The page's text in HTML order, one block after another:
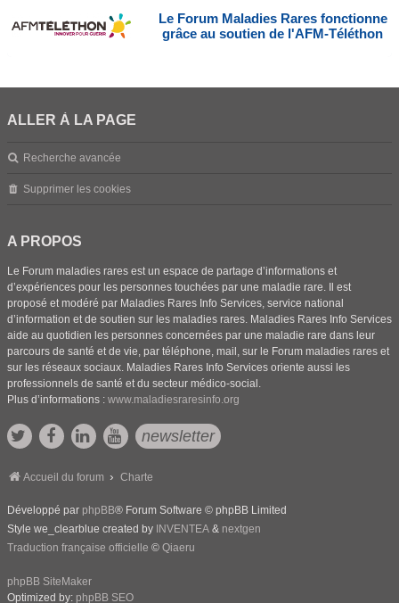
Le Forum Maladies Rares fonctionne
grâce au soutien de l'AFM-Téléthon
ALLER À LA PAGE
Recherche avancée
Supprimer les cookies
A PROPOS
Le Forum maladies rares est un espace de partage d’informations et
d’expériences pour les personnes touchées par une maladie rare. Il est
proposé et modéré par Maladies Rares Info Services, service national
d’information et de soutien sur les maladies rares. Maladies Rares Info Services
aide au quotidien les personnes concernées par une maladie rare dans leur
parcours de santé et de vie, par téléphone, mail, sur le Forum maladies rares et
sur les réseaux sociaux. Maladies Rares Info Services oriente aussi les
professionnels de santé et du secteur médico-social.
Plus d’informations : www.maladiesraresinfo.org
newsletter
Accueil du forum Charte
Développé par phpBB® Forum Software © phpBB Limited
Style we_clearblue created by INVENTEA & nextgen
Traduction française officielle © Qiaeru
phpBB SiteMaker
Optimized by: phpBB SEO